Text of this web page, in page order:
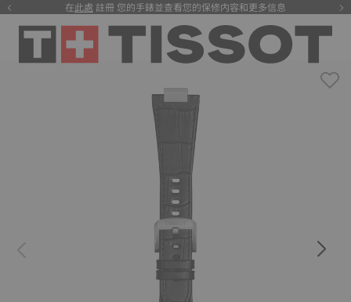
在此處 註冊 您的手錶並查看您的保修内容和更多信息
注册